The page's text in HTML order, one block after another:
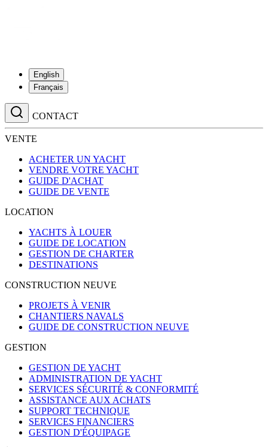
English
Français
CONTACT
VENTE
ACHETER UN YACHT
VENDRE VOTRE YACHT
GUIDE D'ACHAT
GUIDE DE VENTE
LOCATION
YACHTS À LOUER
GUIDE DE LOCATION
GESTION DE CHARTER
DESTINATIONS
CONSTRUCTION NEUVE
PROJETS À VENIR
CHANTIERS NAVALS
GUIDE DE CONSTRUCTION NEUVE
GESTION
GESTION DE YACHT
ADMINISTRATION DE YACHT
SERVICES SÉCURITÉ & CONFORMITÉ
ASSISTANCE AUX ACHATS
SUPPORT TECHNIQUE
SERVICES FINANCIERS
GESTION D'ÉQUIPAGE